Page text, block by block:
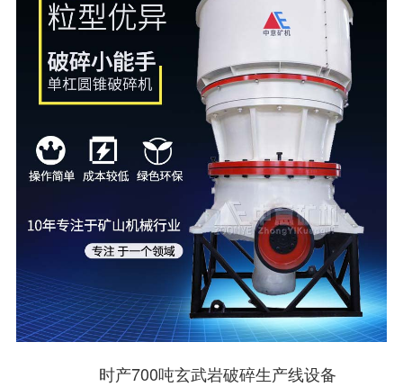
时产700吨玄武岩破碎生产线设备